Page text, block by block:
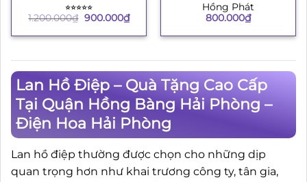
⭐︎⭐︎⭐︎⭐︎⭐︎
1.200.000₫ Giá
là:
900.000₫Giá
hiện
tại
Hồng Phát
800.000₫
Lan Hồ Điệp – Quà Tặng Cao Cấp
Tại Quận Hồng Bàng Hải Phòng –
Điện Hoa Hải Phòng
Lan hồ điệp thường được chọn cho những dịp
quan trọng hơn như khai trương công ty, tân gia,